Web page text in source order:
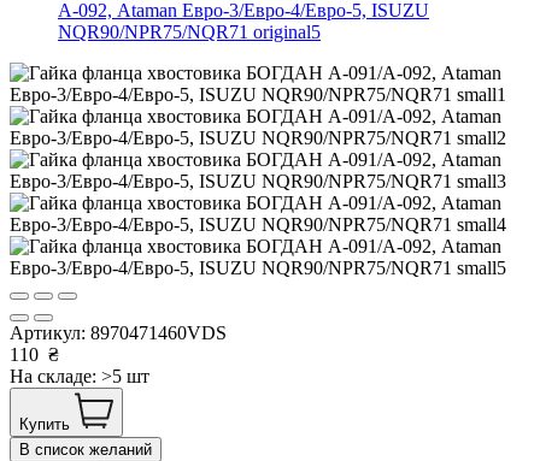
Артикул: 8970471460VDS
110 ₴
На складе: >5 шт
Купить
В список желаний